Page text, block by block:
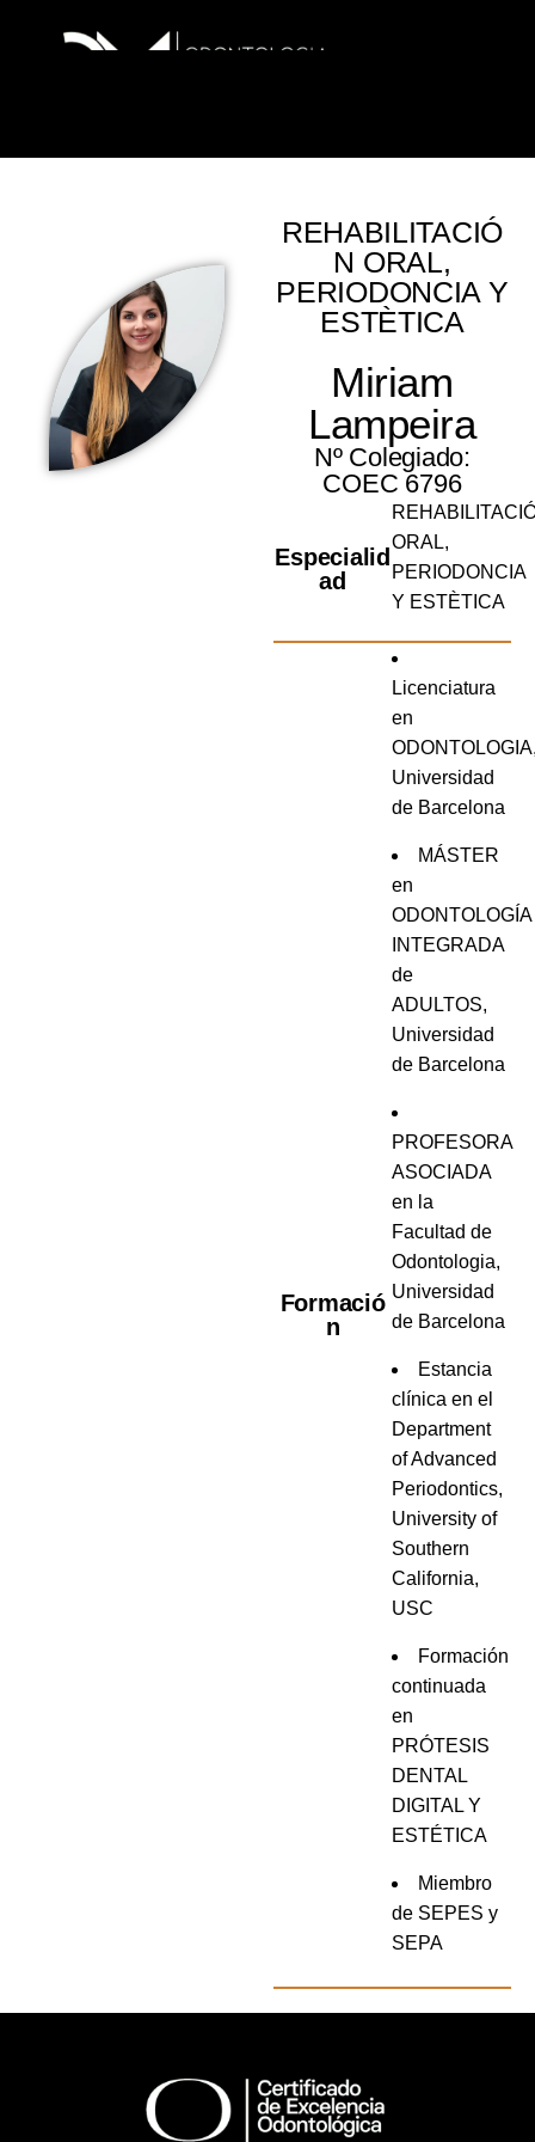
REHABILITACIÓ
N ORAL,
PERIODONCIA Y
ESTÈTICA
Miriam
Lampeira
Nº Colegiado:
COEC 6796
Especialid
ad
ORAL,
PERIODONCIA
Y ESTÈTICA
Formació
n
Licenciatura
en
Universidad
de Barcelona
MÁSTER
en
ODONTOLOGÍA
INTEGRADA
de
ADULTOS,
Universidad
de Barcelona
PROFESORA
ASOCIADA
en la
Facultad de
Odontologia,
Universidad
de Barcelona
Estancia
clínica en el
Department
of Advanced
Periodontics,
University of
Southern
California,
USC
Formación
continuada
en
PRÓTESIS
DENTAL
DIGITAL Y
ESTÉTICA
Miembro
de SEPES y
SEPA